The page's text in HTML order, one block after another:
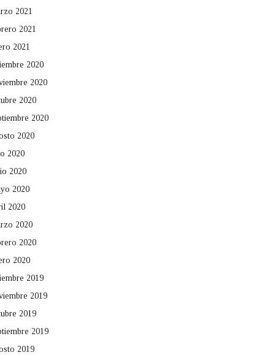
2021
2021
2021
2020
2020
2020
2020
2020
2020
2020
2020
2020
2020
2020
2020
2019
2019
2019
2019
2019